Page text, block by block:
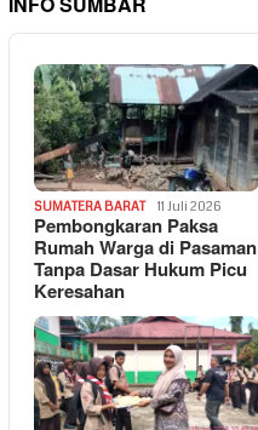
SUMATERA BARAT 11 Juli 2026
Pembongkaran Paksa
Rumah Warga di Pasaman
Tanpa Dasar Hukum Picu
Keresahan